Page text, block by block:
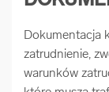
Dokumentacja
zatrudnienie,
warunków